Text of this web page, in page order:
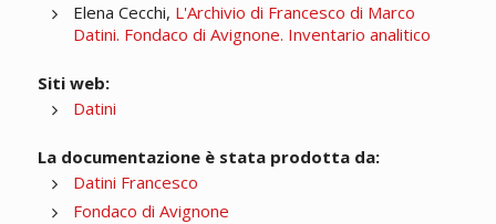
Elena Cecchi, L'Archivio di Francesco di Marco
Datini. Fondaco di Avignone. Inventario analitico
Siti web:
Datini
La documentazione è stata prodotta da:
Datini Francesco
Fondaco di Avignone